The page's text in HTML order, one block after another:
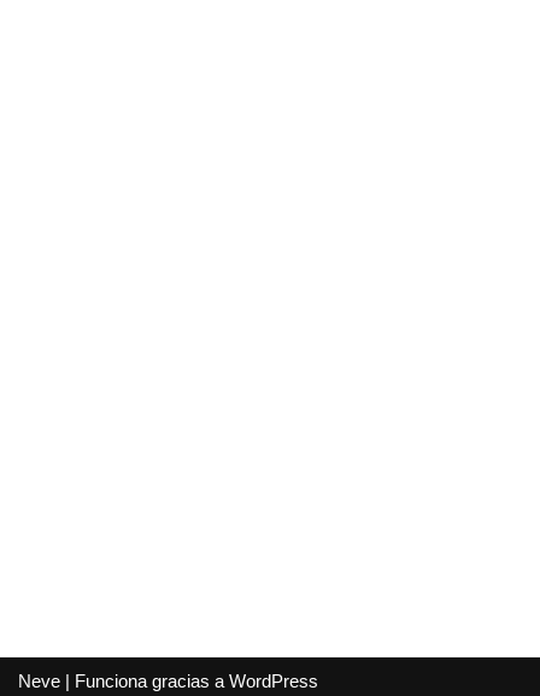
Neve | Funciona gracias a WordPress